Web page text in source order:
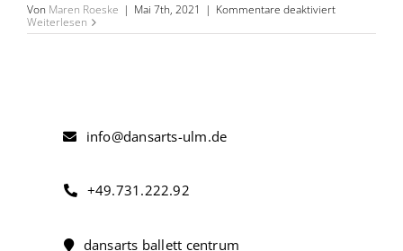
Von Maren Roeske | Mai 7th, 2021 | Kommentare deaktiviertfür
II
Weiterlesen
info@dansarts-ulm.de
+49.731.222.92
dansarts ballett centrum